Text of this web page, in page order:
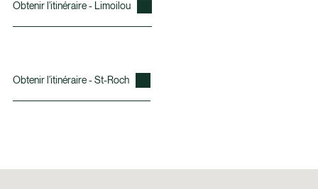
Obtenir l'itinéraire - Limoilou
Obtenir l'itinéraire - St-Roch